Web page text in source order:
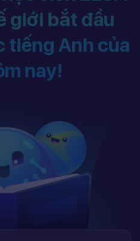
giới bắt đầu
tiếng Anh của
nay!